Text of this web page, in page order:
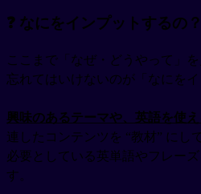
❓ なにをインプットするの？
ここまで「なぜ・どうやって」を
忘れてはいけないのが「なにをイ
興味のあるテーマや、英語を使
連したコンテンツを “教材” にし
必要としている英単語やフレー
す。